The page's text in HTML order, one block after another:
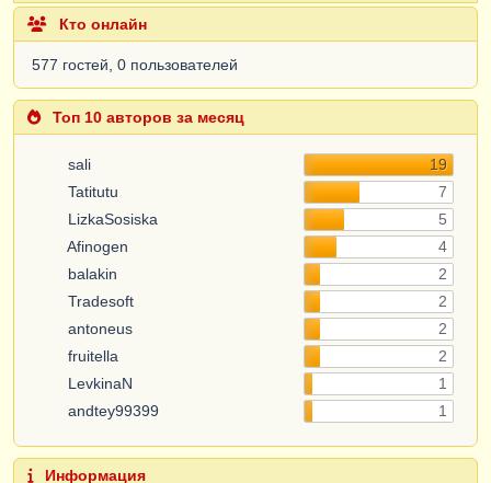
Кто онлайн
577 гостей, 0 пользователей
Топ 10 авторов за месяц
sali
19
Tatitutu
7
LizkaSosiska
5
Afinogen
4
balakin
2
Tradesoft
2
antoneus
2
fruitella
2
LevkinaN
1
andtey99399
1
Информация